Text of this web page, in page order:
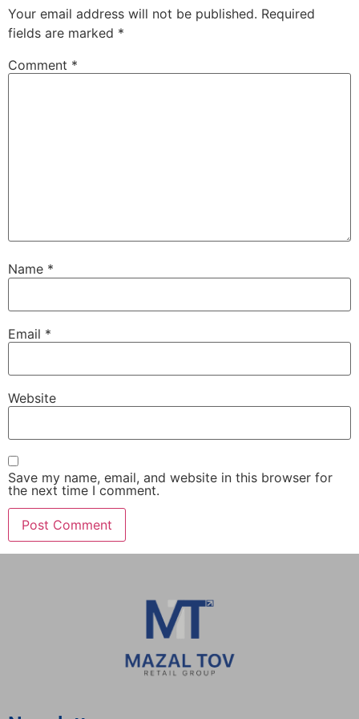
Your email address will not be published. Required
fields are marked *
Comment *
Name *
Email *
Website
Save my name, email, and website in this browser for
the next time I comment.